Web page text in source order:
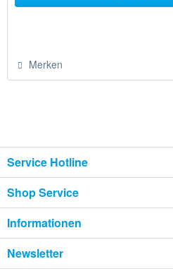
Merken
Service Hotline
Shop Service
Informationen
Newsletter